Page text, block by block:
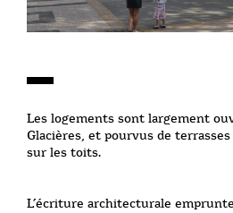
Les logements sont largement
Glacières, et pourvus de
sur les toits.
L’écriture architecturale